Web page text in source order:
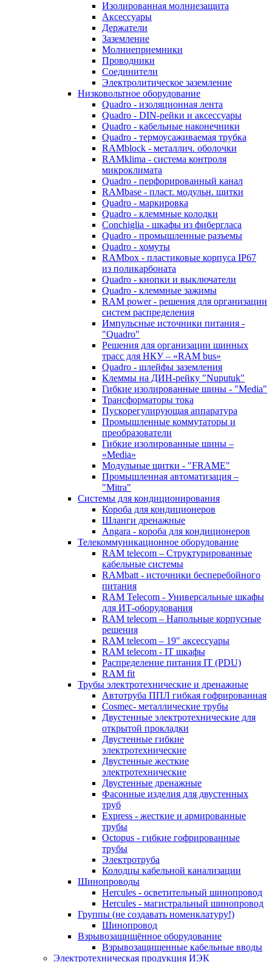
Изолированная молниезащита
Аксессуары
Держатели
Заземление
Молниеприемники
Проводники
Соединители
Электролитическое заземление
Низковольтное оборудование
Quadro - изоляционная лента
Quadro - DIN-рейки и аксессуары
Quadro - кабельные наконечники
Quadro - термоусаживаемая трубка
RAMblock - металлич. оболочки
RAMklima - система контроля
микроклимата
Quadro - перфорированный канал
RAMbase - пласт. модульн. щитки
Quadro - маркировка
Quadro - клеммные колодки
Conchiglia - шкафы из фибергласа
Quadro - промышленные разъемы
Quadro - хомуты
RAMbox - пластиковые корпуса IP67
из поликарбоната
Quadro - кнопки и выключатели
Quadro - клеммные зажимы
RAM power - решения для организации
систем распределения
Импульсные источники питания -
"Quadro"
Решения для организации шинных
трасс для НКУ – «RAM bus»
Quadro - шлейфы заземления
Клеммы на ДИН-рейку "Nuputuk"
Гибкие изолированные шины - "Media"
Трансформаторы тока
Пускорегулирующая аппаратура
Промышленные коммутаторы и
преобразователи
Гибкие изолированные шины –
«Media»
Модульные щитки - "FRAME"
Промышленная автоматизация –
"Mitra"
Системы для кондиционирования
Короба для кондиционеров
Шланги дренажные
Angara - короба для кондиционеров
Телекоммуникационное оборудование
RAM telecom – Структурированные
кабельные системы
RAMbatt - источники бесперебойного
питания
RAM Telecom - Универсальные шкафы
для ИТ-оборудования
RAM telecom – Напольные корпусные
решения
RAM telecom – 19" аксессуары
RAM telecom - IT шкафы
Распределение питания IT (PDU)
RAM fit
Трубы электротехнические и дренажные
Автотруба ППЛ гибкая гофрированная
Cosmec- металлические трубы
Двустенные электротехнические для
открытой прокладки
Двустенные гибкие
электротехнические
Двустенные жесткие
электротехнические
Двустенные дренажные
Фасонные изделия для двустенных
труб
Express - жесткие и армированные
трубы
Octopus - гибкие гофрированные
трубы
Электротруба
Колодцы кабельной канализации
Шинопроводы
Hercules - осветительный шинопровод
Hercules - магистральный шинопровод
Группы (не создавать номенклатуру!)
Шинопровод
Взрывозащищённое оборудование
Взрывозащищенные кабельные вводы
Электротехническая продукция ИЭК